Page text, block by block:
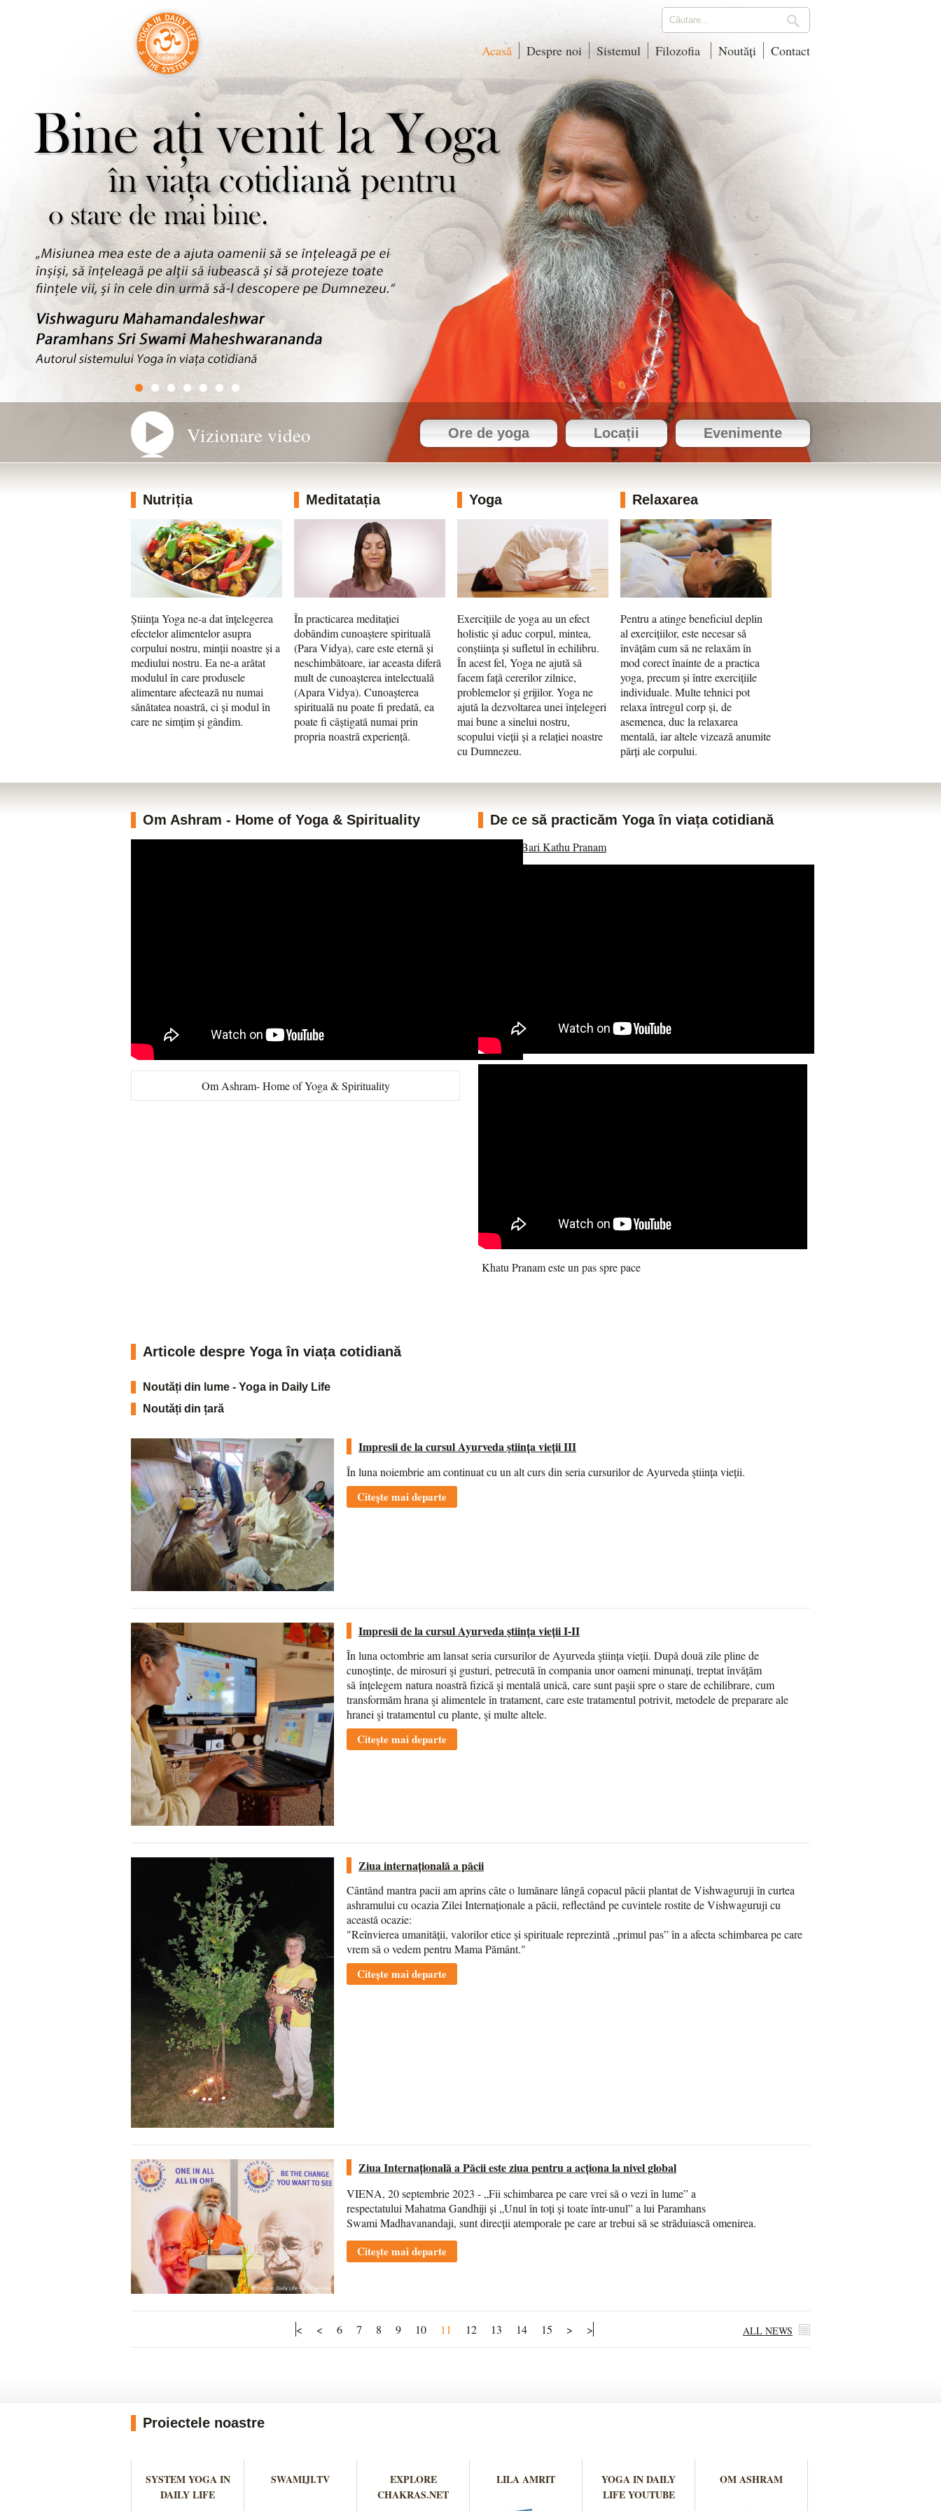
Acasă Despre noi Sistemul Filozofia Noutăți Contact
Vizionare video Ore de yoga Locații Evenimente
Nutriția
Știința Yoga ne-a dat înțelegerea
efectelor alimentelor asupra
corpului nostru, minții noastre și a
mediului nostru. Ea ne-a arătat
modulul în care produsele
alimentare afectează nu numai
sănătatea noastră, ci și modul în
care ne simțim și gândim.
Meditatația
În practicarea meditației
dobândim cunoaștere spirituală
(Para Vidya), care este eternă și
neschimbătoare, iar aceasta diferă
mult de cunoașterea intelectuală
(Apara Vidya). Cunoașterea
spirituală nu poate fi predată, ea
poate fi câștigată numai prin
propria noastră experiență.
Yoga
Exercițiile de yoga au un efect
holistic și aduc corpul, mintea,
conștiința și sufletul în echilibru.
În acest fel, Yoga ne ajută să
facem față cererilor zilnice,
problemelor și grijilor. Yoga ne
ajută la dezvoltarea unei înțelegeri
mai bune a sinelui nostru,
scopului vieții și a relației noastre
cu Dumnezeu.
Relaxarea
Pentru a atinge beneficiul deplin
al exercițiilor, este necesar să
învățăm cum să ne relaxăm în
mod corect înainte de a practica
yoga, precum și între exercițiile
individuale. Multe tehnici pot
relaxa întregul corp și, de
asemenea, duc la relaxarea
mentală, iar altele vizează anumite
părți ale corpului.
Om Ashram - Home of Yoga & Spirituality
Om Ashram- Home of Yoga & Spirituality
De ce să practicăm Yoga în viața cotidiană
Bari Kathu Pranam
Khatu Pranam este un pas spre pace
Articole despre Yoga în viața cotidiană
Noutăți din lume - Yoga in Daily Life
Noutăți din țară
Impresii de la cursul Ayurveda ştiința vieții III
În luna noiembrie am continuat cu un alt curs din seria cursurilor de Ayurveda ştiința vieții.
Citește mai departe
Impresii de la cursul Ayurveda ştiința vieții I-II
În luna octombrie am lansat seria cursurilor de Ayurveda ştiința vieții. După două zile pline de
cunoștințe, de mirosuri şi gusturi, petrecută în compania unor oameni minunați, treptat învățăm
să înțelegem natura noastră fizică şi mentală unică, care sunt paşii spre o stare de echilibrare, cum
transformăm hrana şi alimentele în tratament, care este tratamentul potrivit, metodele de preparare ale
hranei şi tratamentul cu plante, şi multe altele.
Citește mai departe
Ziua internațională a păcii
Cântând mantra pacii am aprins câte o lumănare lângă copacul păcii plantat de Vishwaguruji în curtea
ashramului cu ocazia Zilei Internaționale a păcii, reflectând pe cuvintele rostite de Vishwaguruji cu
această ocazie:
"Reînvierea umanității, valorilor etice și spirituale reprezintă „primul pas” în a afecta schimbarea pe care
vrem să o vedem pentru Mama Pământ."
Citește mai departe
Ziua Internațională a Păcii este ziua pentru a acționa la nivel global
VIENA, 20 septembrie 2023 - „Fii schimbarea pe care vrei să o vezi în lume” a
respectatului Mahatma Gandhiji și „Unul în toți și toate într-unul” a lui Paramhans
Swami Madhavanandaji, sunt direcții atemporale pe care ar trebui să se străduiască omenirea.
Citește mai departe
< < 6 7 8 9 10 11 12 13 14 15 > > ALL NEWS
Proiectele noastre
SYSTEM YOGA IN
DAILY LIFE
SWAMIJI.TV
EXPLORE
CHAKRAS.NET
LILA AMRIT
YOGA IN DAILY
LIFE YOUTUBE
OM ASHRAM